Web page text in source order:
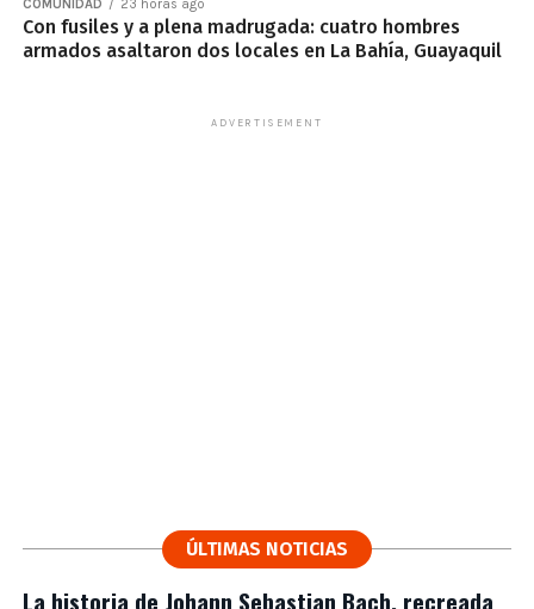
COMUNIDAD 23 horas ago
Con fusiles y a plena madrugada: cuatro hombres
armados asaltaron dos locales en La Bahía, Guayaquil
ADVERTISEMENT
ÚLTIMAS NOTICIAS
La historia de Johann Sebastian Bach, recreada